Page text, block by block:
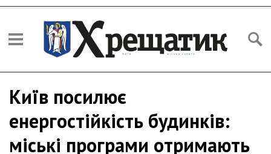
Київ посилює
енергостійкість будинків:
міські програми отримають